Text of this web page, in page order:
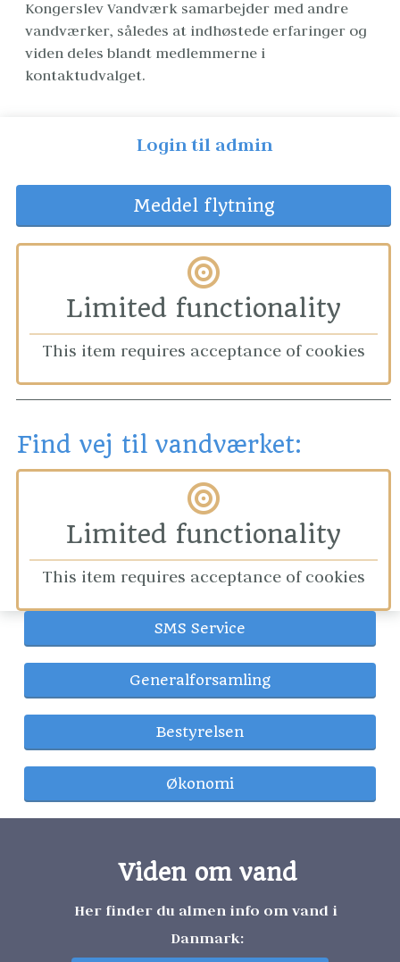
Kongerslev Vandværk samarbejder med andre
vandværker, således at indhøstede erfaringer og
viden deles blandt medlemmerne i
kontaktudvalget.
Login til admin
Meddel flytning
Limited functionality
This item requires acceptance of cookies
Find vej til vandværket:
Limited functionality
This item requires acceptance of cookies
SMS Service
Generalforsamling
Bestyrelsen
Økonomi
Viden om vand
Her finder du almen info om vand i
Danmark: